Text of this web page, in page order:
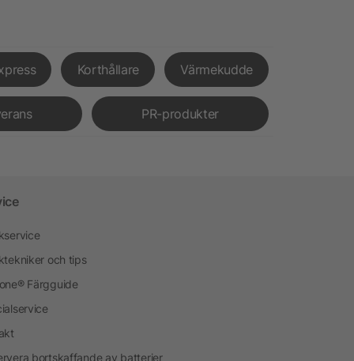
Korthållare Värmekudde
PR-produkter
och tips
Färgguide
bortskaffande av batterier